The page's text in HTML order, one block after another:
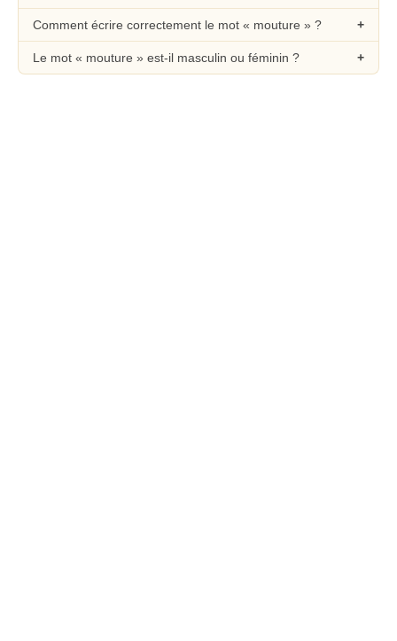
Comment écrire correctement le mot « mouture » ?
Le mot « mouture » est-il masculin ou féminin ?